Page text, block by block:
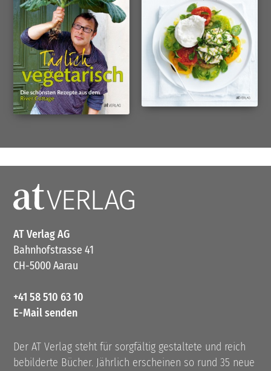
AT Verlag AG
Bahnhofstrasse 41
CH-5000 Aarau
+41 58 510 63 10
E-Mail senden
Der AT Verlag steht für sorgfältig gestaltete und reich
bebilderte Bücher. Jährlich erscheinen so rund 35 neue